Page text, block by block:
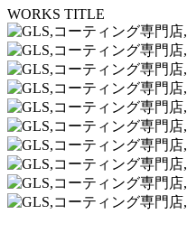
WORKS TITLE